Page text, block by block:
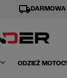
local_shipping
ODZIEŻ